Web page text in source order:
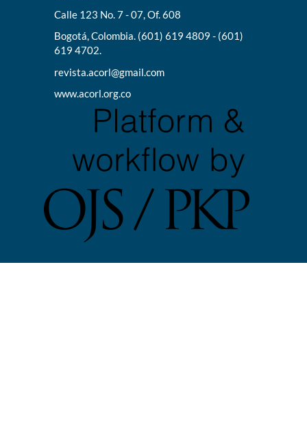
Calle 123 No. 7 - 07, Of. 608
Bogotá, Colombia. (601) 619 4809 - (601)
619 4702.
revista.acorl@gmail.com
www.acorl.org.co